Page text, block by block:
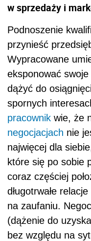
w sprzedaży i
Podnoszenie
przynieść
Wypracowane
eksponować
dążyć do
spornych
pracownik wie, że
negocjacjach nie
najwięcej dla
które się po sobie
coraz częściej
długotrwałe
na zaufaniu.
(dążenie do
bez względu na